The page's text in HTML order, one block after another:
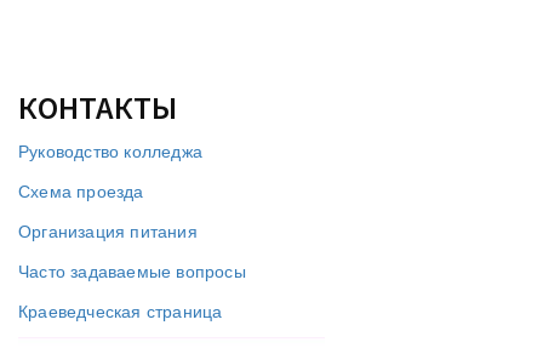
КОНТАКТЫ
Руководство колледжа
Схема проезда
Организация питания
Часто задаваемые вопросы
Краеведческая страница